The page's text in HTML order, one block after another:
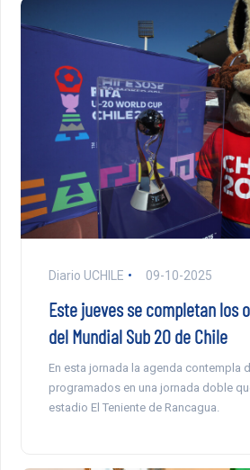
Diario UCHILE 09-10-2025
Este jueves se completan los
del Mundial Sub 20 de Chile
En esta jornada la agenda contempla
programados en una jornada doble
estadio El Teniente de Rancagua.